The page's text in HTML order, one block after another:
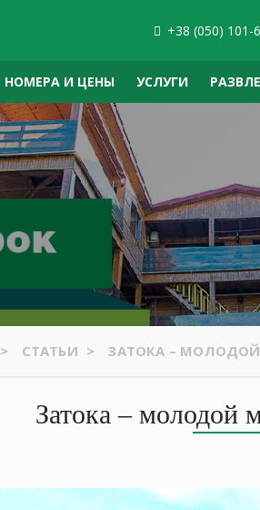
+38 (050) 101-
НОМЕРА И ЦЕНЫ УСЛУГИ
> СТАТЬИ > ЗАТОКА –
Затока – молодой